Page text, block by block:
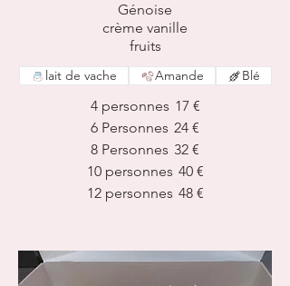
Génoise
crème vanille
fruits
4 personnes 17 €
6 Personnes 24 €
8 Personnes 32 €
10 personnes 40 €
12 personnes 48 €
lait de vache Amande Blé